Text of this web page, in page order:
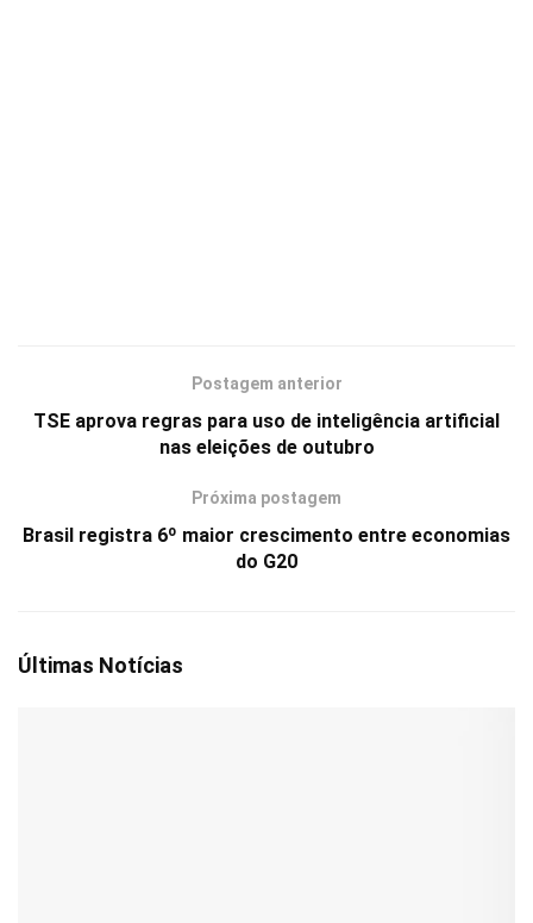
Postagem anterior
TSE aprova regras para uso de inteligência artificial
nas eleições de outubro
Próxima postagem
Brasil registra 6º maior crescimento entre economias
do G20
Últimas Notícias